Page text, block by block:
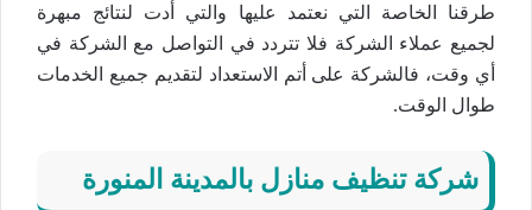
طرقنا الخاصة التي نعتمد عليها والتي أدت لنتائج مبهرة
لجميع عملاء الشركة فلا تتردد في التواصل مع الشركة في
أي وقت، فالشركة على أتم الاستعداد لتقديم جميع الخدمات
طوال الوقت.
شركة تنظيف منازل بالمدينة المنورة